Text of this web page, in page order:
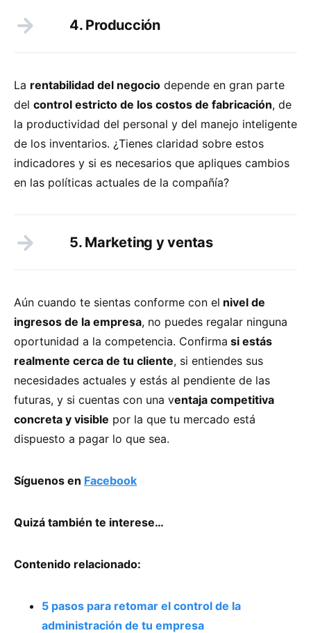
4. Producción
La rentabilidad del negocio depende en gran parte
del control estricto de los costos de fabricación, de
la productividad del personal y del manejo inteligente
de los inventarios. ¿Tienes claridad sobre estos
indicadores y si es necesarios que apliques cambios
en las políticas actuales de la compañía?
5. Marketing y ventas
Aún cuando te sientas conforme con el nivel de
ingresos de la empresa, no puedes regalar ninguna
oportunidad a la competencia. Confirma si estás
realmente cerca de tu cliente, si entiendes sus
necesidades actuales y estás al pendiente de las
futuras, y si cuentas con una ventaja competitiva
concreta y visible por la que tu mercado está
dispuesto a pagar lo que sea.
Síguenos en Facebook
Quizá también te interese…
Contenido relacionado:
5 pasos para retomar el control de la
administración de tu empresa